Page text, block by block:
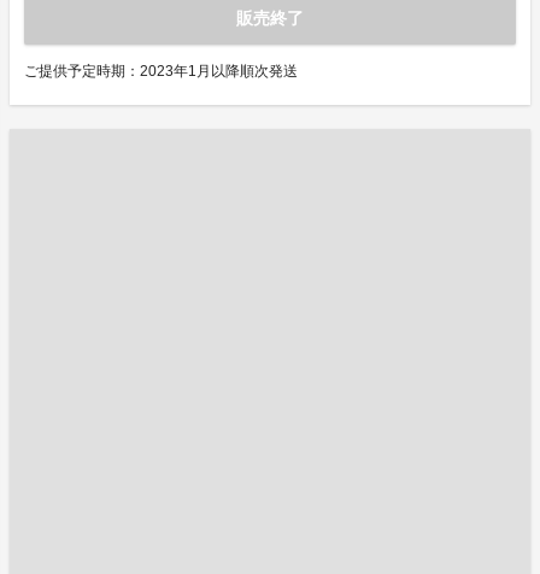
販売終了
ご提供予定時期：2023年1月以降順次発送